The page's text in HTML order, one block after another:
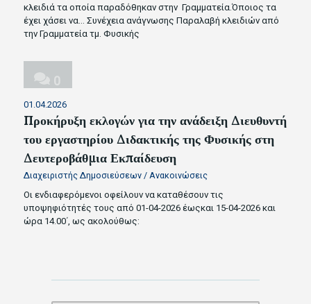
κλειδιά τα οποία παραδόθηκαν στην Γραμματεία.Όποιος τα
έχει χάσει να… Συνέχεια ανάγνωσης Παραλαβή κλειδιών από
την Γραμματεία τμ. Φυσικής
0
01.04.2026
Προκήρυξη εκλογών για την ανάδειξη Διευθυντή
του εργαστηρίου Διδακτικής της Φυσικής στη
Δευτεροβάθμια Εκπαίδευση
Διαχειριστής Δημοσιεύσεων / Ανακοινώσεις
Οι ενδιαφερόμενοι οφείλουν να καταθέσουν τις
υποψηφιότητές τους από 01-04-2026 έωςκαι 15-04-2026 και
ώρα 14.00΄, ως ακολούθως: